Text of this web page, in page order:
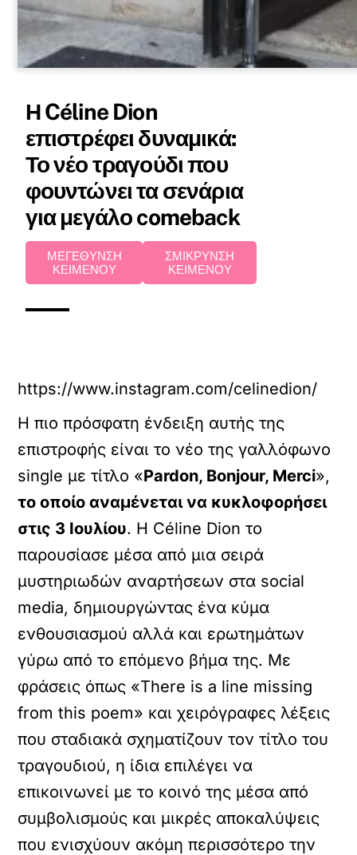
Η Céline Dion
επιστρέφει δυναμικά:
Το νέο τραγούδι που
φουντώνει τα σενάρια
για μεγάλο comeback
ΜΕΓΕΘΥΝΣΗ
ΚΕΙΜΕΝΟΥ
ΣΜΙΚΡΥΝΣΗ
ΚΕΙΜΕΝΟΥ
https://www.instagram.com/celinedion/
Η πιο πρόσφατη ένδειξη αυτής της
επιστροφής είναι το νέο της γαλλόφωνο
single με τίτλο «Pardon, Bonjour, Merci»,
το οποίο αναμένεται να κυκλοφορήσει
στις 3 Ιουλίου. Η Céline Dion το
παρουσίασε μέσα από μια σειρά
μυστηριωδών αναρτήσεων στα social
media, δημιουργώντας ένα κύμα
ενθουσιασμού αλλά και ερωτημάτων
γύρω από το επόμενο βήμα της. Με
φράσεις όπως «There is a line missing
from this poem» και χειρόγραφες λέξεις
που σταδιακά σχηματίζουν τον τίτλο του
τραγουδιού, η ίδια επιλέγει να
επικοινωνεί με το κοινό της μέσα από
συμβολισμούς και μικρές αποκαλύψεις
που ενισχύουν ακόμη περισσότερο την